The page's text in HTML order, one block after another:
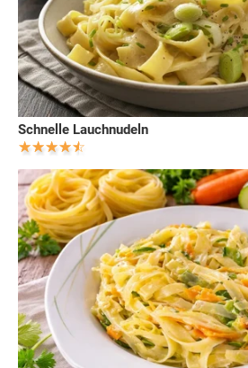
Schnelle Lauchnudeln